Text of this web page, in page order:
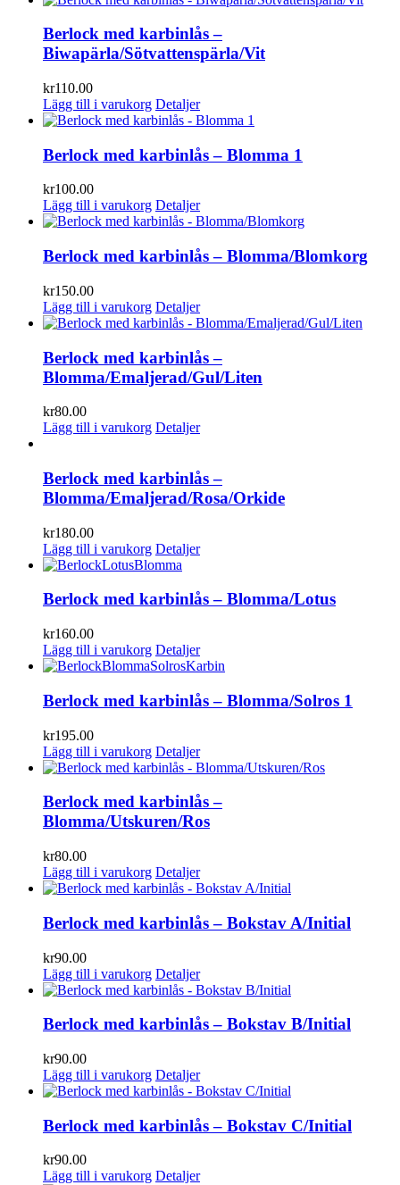
Berlock med karbinlås –
Biwapärla/Sötvattenspärla/Vit
kr110.00
Lägg till i varukorg Detaljer
Berlock med karbinlås – Blomma 1
kr100.00
Lägg till i varukorg Detaljer
Berlock med karbinlås – Blomma/Blomkorg
kr150.00
Lägg till i varukorg Detaljer
Berlock med karbinlås –
Blomma/Emaljerad/Gul/Liten
kr80.00
Lägg till i varukorg Detaljer
Berlock med karbinlås –
Blomma/Emaljerad/Rosa/Orkide
kr180.00
Lägg till i varukorg Detaljer
Berlock med karbinlås – Blomma/Lotus
kr160.00
Lägg till i varukorg Detaljer
Berlock med karbinlås – Blomma/Solros 1
kr195.00
Lägg till i varukorg Detaljer
Berlock med karbinlås –
Blomma/Utskuren/Ros
kr80.00
Lägg till i varukorg Detaljer
Berlock med karbinlås – Bokstav A/Initial
kr90.00
Lägg till i varukorg Detaljer
Berlock med karbinlås – Bokstav B/Initial
kr90.00
Lägg till i varukorg Detaljer
Berlock med karbinlås – Bokstav C/Initial
kr90.00
Lägg till i varukorg Detaljer